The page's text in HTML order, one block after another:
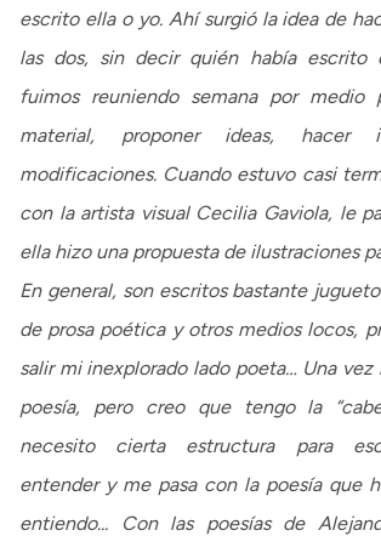
escrito ella o yo. Ahí surgió la idea de
las dos, sin decir quién había escrito
fuimos reuniendo semana por medio
material, proponer ideas, hacer
modificaciones. Cuando estuvo casi
con la artista visual Cecilia Gaviola, le
ella hizo una propuesta de ilustraciones
En general, son escritos bastante
de prosa poética y otros medios locos,
salir mi inexplorado lado poeta… Una
poesía, pero creo que tengo la
necesito cierta estructura para
entender y me pasa con la poesía que
entiendo... Con las poesías de